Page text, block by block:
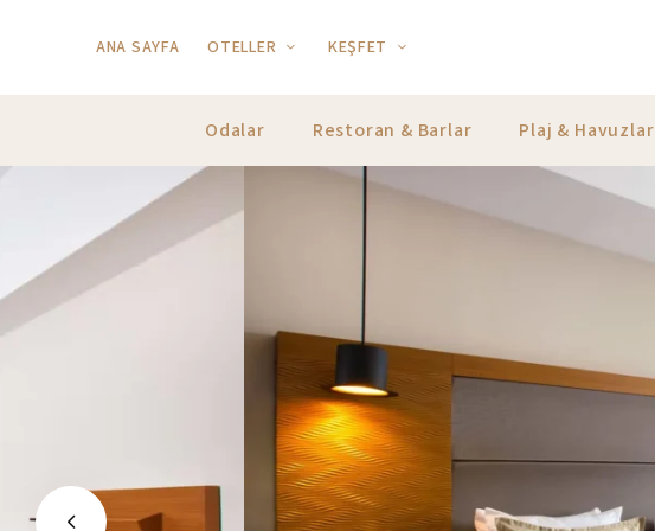
ANA SAYFA OTELLER KEŞFET
Odalar Restoran & Barlar Plaj & Havuzlar